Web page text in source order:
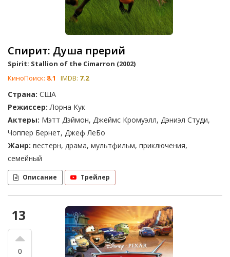
Спирит: Душа прерий
Spirit: Stallion of the Cimarron (2002)
КиноПоиск: 8.1 IMDB: 7.2
Страна: США
Режиссер: Лорна Кук
Актеры: Мэтт Дэймон, Джеймс Кромуэлл, Дэниэл Студи,
Чоппер Бернет, Джеф ЛеБо
Жанр: вестерн, драма, мультфильм, приключения,
семейный
Описание Трейлер
13
0